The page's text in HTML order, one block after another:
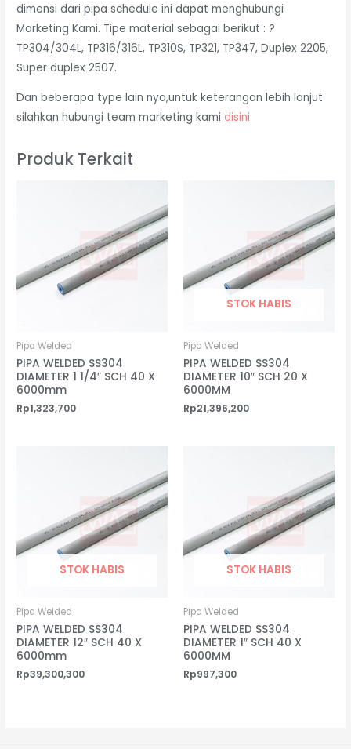
dimensi dari pipa schedule ini dapat menghubungi
Marketing Kami. Tipe material sebagai berikut : ?
TP304/304L, TP316/316L, TP310S, TP321, TP347, Duplex 2205,
Super duplex 2507.
Dan beberapa type lain nya,untuk keterangan lebih lanjut
silahkan hubungi team marketing kami disini
Produk Terkait
Pipa Welded
PIPA WELDED SS304
DIAMETER 1 1/4″ SCH 40 X
6000mm
Rp1,323,700
STOK HABIS
Pipa Welded
PIPA WELDED SS304
DIAMETER 10″ SCH 20 X
6000MM
Rp21,396,200
STOK HABIS
Pipa Welded
PIPA WELDED SS304
DIAMETER 12″ SCH 40 X
6000mm
Rp39,300,300
STOK HABIS
Pipa Welded
PIPA WELDED SS304
DIAMETER 1″ SCH 40 X
6000MM
Rp997,300